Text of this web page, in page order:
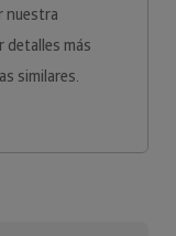
nuestra
detalles más
similares.